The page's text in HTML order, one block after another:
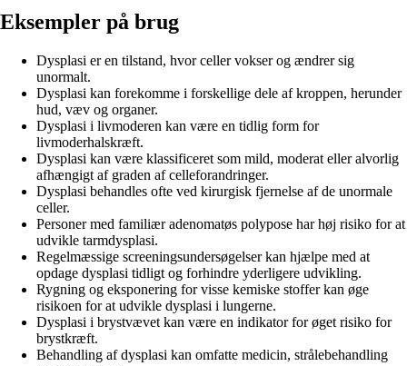
Eksempler på brug
Dysplasi er en tilstand, hvor celler vokser og ændrer sig
unormalt.
Dysplasi kan forekomme i forskellige dele af kroppen, herunder
hud, væv og organer.
Dysplasi i livmoderen kan være en tidlig form for
livmoderhalskræft.
Dysplasi kan være klassificeret som mild, moderat eller alvorlig
afhængigt af graden af celleforandringer.
Dysplasi behandles ofte ved kirurgisk fjernelse af de unormale
celler.
Personer med familiær adenomatøs polypose har høj risiko for at
udvikle tarmdysplasi.
Regelmæssige screeningsundersøgelser kan hjælpe med at
opdage dysplasi tidligt og forhindre yderligere udvikling.
Rygning og eksponering for visse kemiske stoffer kan øge
risikoen for at udvikle dysplasi i lungerne.
Dysplasi i brystvævet kan være en indikator for øget risiko for
brystkræft.
Behandling af dysplasi kan omfatte medicin, strålebehandling